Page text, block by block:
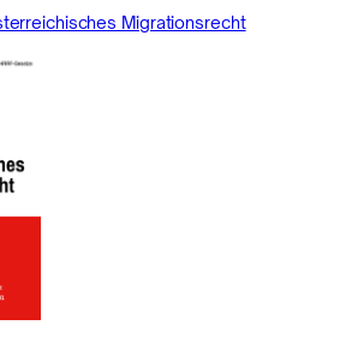
Migrationsrecht